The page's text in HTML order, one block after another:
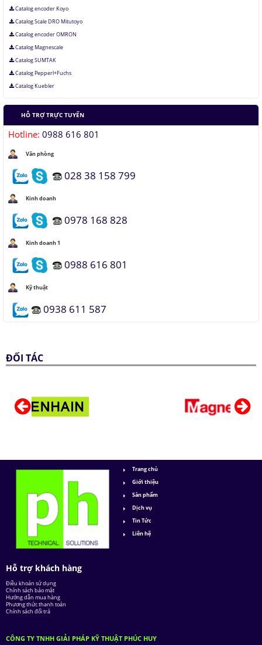
Catalog encoder Koyo
Catalog Scale DRO Mitutoyo
Catalog encoder OMRON
Catalog Magnescale
Catalog SUMTAK
Catalog Pepperl+Fuchs
Catalog Kuebler
HỖ TRỢ TRỰC TUYẾN
Hotline: 0988 616 801
Văn phòng
028 38 158 799
Kinh doanh
0978 168 828
Kinh doanh 1
0988 616 801
Kỹ thuật
0938 611 587
ĐỐI TÁC
Trang chủ
Giới thiệu
Sản phẩm
Dịch vụ
Tin Tức
Liên hệ
Hỗ trợ khách hàng
Điều khoản sử dụng
Chính sách bảo mật
Hướng dẫn mua hàng
Phương thức thanh toán
Chính sách đổi trả
CÔNG TY TNHH GIẢI PHÁP KỸ THUẬT PHÚC HUY